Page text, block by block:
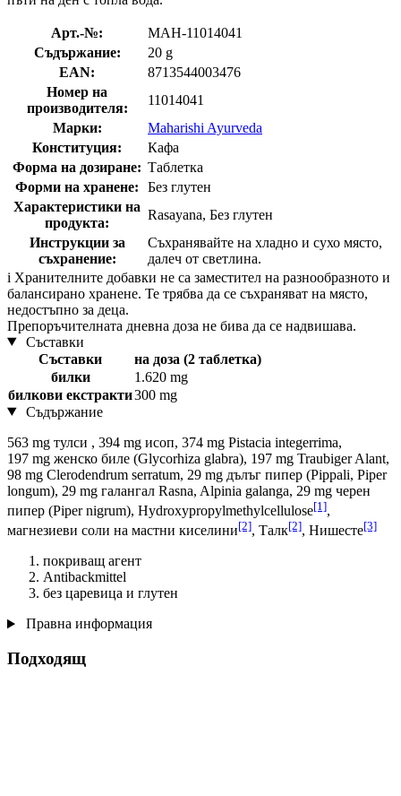
Арт.-№:
MAH-11014041
Съдържание:
20 g
EAN:
8713544003476
Номер на
производителя:
11014041
Марки:
Maharishi Ayurveda
Конституция:
Кафа
Форма на дозиране: Таблетка
Форми на хранене:
Без глутен
Характеристики на
продукта:
Rasayana, Без глутен
Инструкции за
съхранение:
Съхранявайте на хладно и сухо място,
далеч от светлина.
i Хранителните добавки не са заместител на разнообразното и
балансирано хранене. Те трябва да се съхраняват на място,
недостъпно за деца.
Препоръчителната дневна доза не бива да се надвишава.
Съставки
Съставки
на доза (2 таблетка)
билки
1.620 mg
билкови екстракти300 mg
Съдържание
563 mg тулси , 394 mg исоп, 374 mg Pistacia integerrima,
197 mg женско биле (Glycorhiza glabra), 197 mg Traubiger Alant,
98 mg Clerodendrum serratum, 29 mg дълъг пипер (Pippali, Piper
longum), 29 mg галангал Rasna, Alpinia galanga, 29 mg черен
пипер (Piper nigrum), Hydroxypropylmethylcellulose[1],
магнезиеви соли на мастни киселини[2], Талк[2], Нишесте[3]
покриващ агент
Antibackmittel
без царевица и глутен
Правна информация
Подходящ